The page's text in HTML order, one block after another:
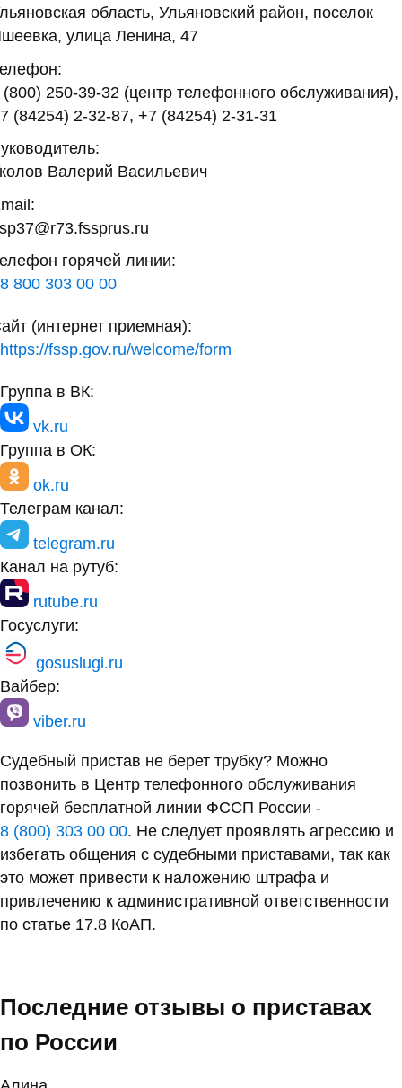
область, Ульяновский район, поселок
улица Ленина, 47
(800) 250-39-32 (центр телефонного обслуживания),
(84254) 2-32-87, +7 (84254) 2-31-31
Валерий Васильевич
горячей линии:
8 800 303 00 00
(интернет приемная):
https://fssp.gov.ru/welcome/form
Группа в ВК:
vk.ru
Группа в ОК:
ok.ru
Телеграм канал:
telegram.ru
Канал на рутуб:
rutube.ru
Госуслуги:
gosuslugi.ru
Вайбер:
viber.ru
Судебный пристав не берет трубку? Можно
позвонить в Центр телефонного обслуживания
горячей бесплатной линии ФССП России -
8 (800) 303 00 00. Не следует проявлять агрессию и
избегать общения с судебными приставами, так как
это может привести к наложению штрафа и
привлечению к административной ответственности
по статье 17.8 КоАП.
Последние отзывы о приставах
по России